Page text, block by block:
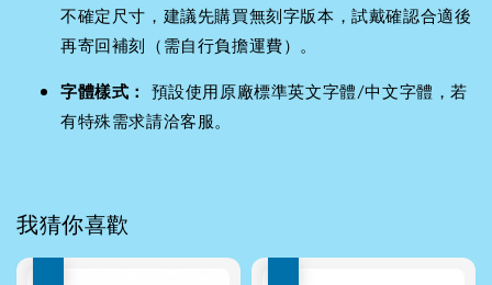
不確定尺寸，建議先購買無刻字版本，試戴確認合適後
再寄回補刻（需自行負擔運費）。
字體樣式： 預設使用原廠標準英文字體/中文字體，若
有特殊需求請洽客服。
我猜你喜歡